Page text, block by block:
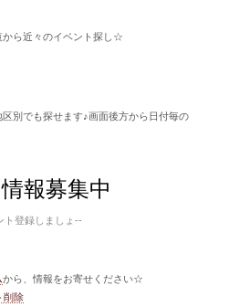
から近々のイベント探し☆
別でも探せます♪画面後方から日付毎の
報募集中
ト登録しましょ--
から、情報をお寄せください☆
削除